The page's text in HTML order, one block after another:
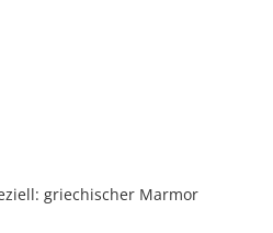
griechischer Marmor